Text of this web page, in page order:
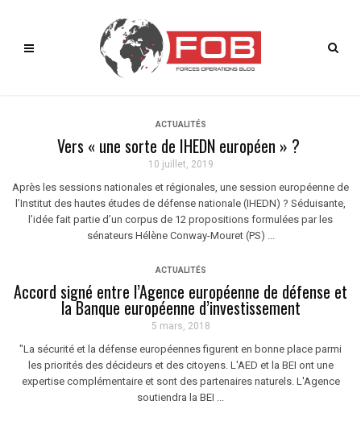
ACTUALITÉS
Vers « une sorte de IHEDN européen » ?
10 juillet, 2019
Après les sessions nationales et régionales, une session européenne de
l’Institut des hautes études de défense nationale (IHEDN) ? Séduisante,
l’idée fait partie d’un corpus de 12 propositions formulées par les
sénateurs Hélène Conway-Mouret (PS) ...
ACTUALITÉS
Accord signé entre l’Agence européenne de défense et
la Banque européenne d’investissement
5 mars, 2018
"La sécurité et la défense européennes figurent en bonne place parmi
les priorités des décideurs et des citoyens. L'AED et la BEI ont une
expertise complémentaire et sont des partenaires naturels. L'Agence
soutiendra la BEI ...